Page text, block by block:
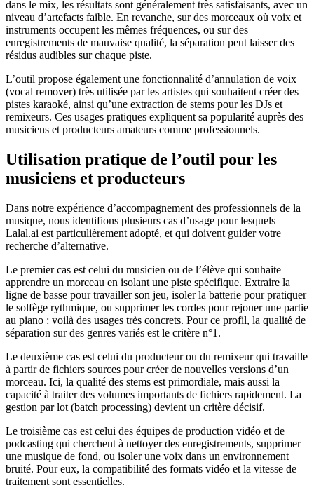
dans le mix, les résultats sont généralement très satisfaisants, avec un
niveau d’artefacts faible. En revanche, sur des morceaux où voix et
instruments occupent les mêmes fréquences, ou sur des
enregistrements de mauvaise qualité, la séparation peut laisser des
résidus audibles sur chaque piste.
L’outil propose également une fonctionnalité d’annulation de voix
(vocal remover) très utilisée par les artistes qui souhaitent créer des
pistes karaoké, ainsi qu’une extraction de stems pour les DJs et
remixeurs. Ces usages pratiques expliquent sa popularité auprès des
musiciens et producteurs amateurs comme professionnels.
Utilisation pratique de l’outil pour les
musiciens et producteurs
Dans notre expérience d’accompagnement des professionnels de la
musique, nous identifions plusieurs cas d’usage pour lesquels
Lalal.ai est particulièrement adopté, et qui doivent guider votre
recherche d’alternative.
Le premier cas est celui du musicien ou de l’élève qui souhaite
apprendre un morceau en isolant une piste spécifique. Extraire la
ligne de basse pour travailler son jeu, isoler la batterie pour pratiquer
le solfège rythmique, ou supprimer les cordes pour rejouer une partie
au piano : voilà des usages très concrets. Pour ce profil, la qualité de
séparation sur des genres variés est le critère n°1.
Le deuxième cas est celui du producteur ou du remixeur qui travaille
à partir de fichiers sources pour créer de nouvelles versions d’un
morceau. Ici, la qualité des stems est primordiale, mais aussi la
capacité à traiter des volumes importants de fichiers rapidement. La
gestion par lot (batch processing) devient un critère décisif.
Le troisième cas est celui des équipes de production vidéo et de
podcasting qui cherchent à nettoyer des enregistrements, supprimer
une musique de fond, ou isoler une voix dans un environnement
bruité. Pour eux, la compatibilité des formats vidéo et la vitesse de
traitement sont essentielles.